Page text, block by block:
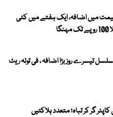
میں اضافہ، ایک ہفتے میں کئی
تیسرے روز بڑا اضافہ ، فی تولہ ریٹ